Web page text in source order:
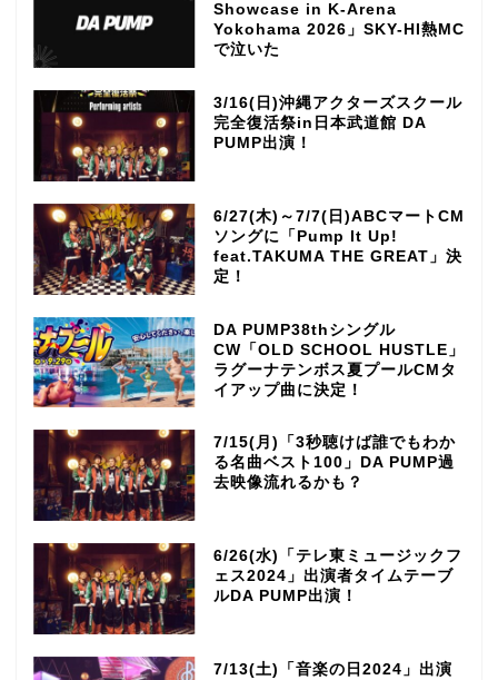
Showcase in K-Arena
Yokohama 2026」SKY-HI熱MC
で泣いた
3/16(日)沖縄アクターズスクール
完全復活祭in日本武道館 DA
PUMP出演！
6/27(木)～7/7(日)ABCマートCM
ソングに「Pump It Up!
feat.TAKUMA THE GREAT」決
定！
DA PUMP38thシングル
CW「OLD SCHOOL HUSTLE」
ラグーナテンボス夏プールCMタ
イアップ曲に決定！
7/15(月)「3秒聴けば誰でもわか
る名曲ベスト100」DA PUMP過
去映像流れるかも？
6/26(水)「テレ東ミュージックフ
ェス2024」出演者タイムテーブ
ルDA PUMP出演！
7/13(土)「音楽の日2024」出演